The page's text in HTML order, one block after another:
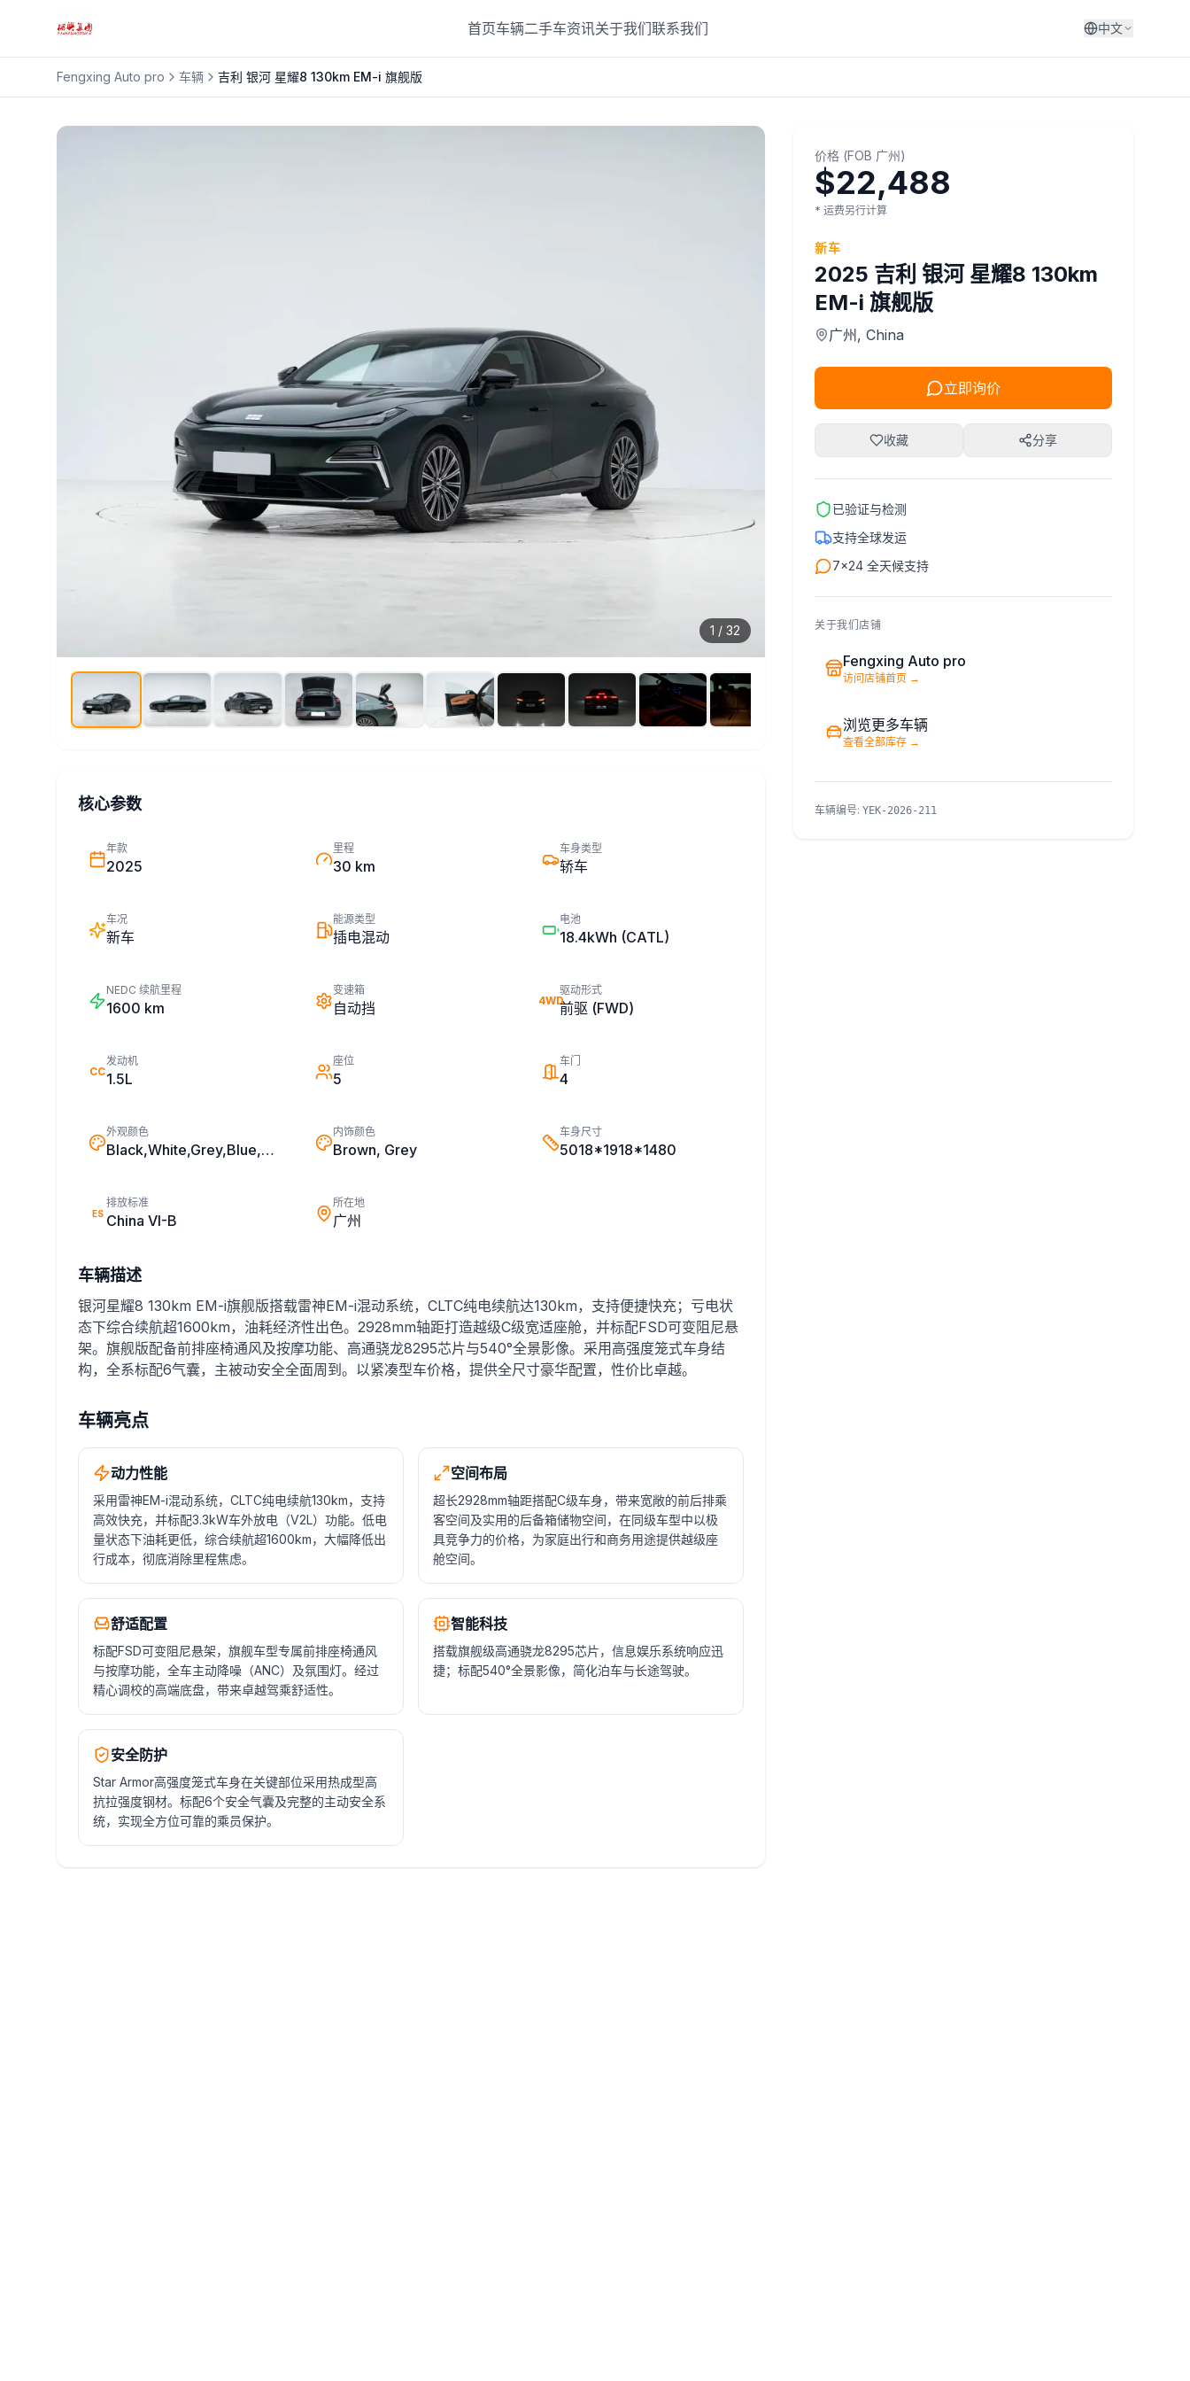
首页车辆二手车资讯关于我们联系我们 中文
Fengxing Auto pro 车辆 吉利 银河 星耀8 130km EM-i 旗舰版
1 / 32
核心参数
年款
2025
里程
30 km
车身类型
轿车
车况
新车
能源类型
插电混动
电池
18.4kWh (CATL)
NEDC 续航里程
1600 km
变速箱
自动挡 4WD
驱动形式
前驱 (FWD)
CC
发动机
1.5L
座位
5
车门
4
外观颜色
Black,White,Grey,Blue,Silver,Green
内饰颜色
Brown, Grey
车身尺寸
5018*1918*1480
ES
排放标准
China VI-B
所在地
广州
车辆描述
银河星耀8 130km EM-i旗舰版搭载雷神EM-i混动系统，CLTC纯电续航达130km，支持便捷快充；亏电状
态下综合续航超1600km，油耗经济性出色。2928mm轴距打造越级C级宽适座舱，并标配FSD可变阻尼悬
架。旗舰版配备前排座椅通风及按摩功能、高通骁龙8295芯片与540°全景影像。采用高强度笼式车身结
构，全系标配6气囊，主被动安全全面周到。以紧凑型车价格，提供全尺寸豪华配置，性价比卓越。
车辆亮点
动力性能
采用雷神EM-i混动系统，CLTC纯电续航130km，支持
高效快充，并标配3.3kW车外放电（V2L）功能。低电
量状态下油耗更低，综合续航超1600km，大幅降低出
行成本，彻底消除里程焦虑。
空间布局
超长2928mm轴距搭配C级车身，带来宽敞的前后排乘
客空间及实用的后备箱储物空间，在同级车型中以极
具竞争力的价格，为家庭出行和商务用途提供越级座
舱空间。
舒适配置
标配FSD可变阻尼悬架，旗舰车型专属前排座椅通风
与按摩功能，全车主动降噪（ANC）及氛围灯。经过
精心调校的高端底盘，带来卓越驾乘舒适性。
智能科技
搭载旗舰级高通骁龙8295芯片，信息娱乐系统响应迅
捷；标配540°全景影像，简化泊车与长途驾驶。
安全防护
Star Armor高强度笼式车身在关键部位采用热成型高
抗拉强度钢材。标配6个安全气囊及完整的主动安全系
统，实现全方位可靠的乘员保护。
价格 (FOB 广州)
$22,488
* 运费另行计算
新车
2025 吉利 银河 星耀8 130km
EM-i 旗舰版
广州 , China
立即询价
收藏 分享
已验证与检测
支持全球发运
7×24 全天候支持
关于我们店铺
Fengxing Auto pro
访问店铺首页 →
浏览更多车辆
查看全部库存 →
车辆编号: YEK-2026-211